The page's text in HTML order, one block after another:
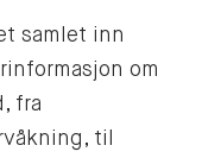
samlet inn
om
fra
til